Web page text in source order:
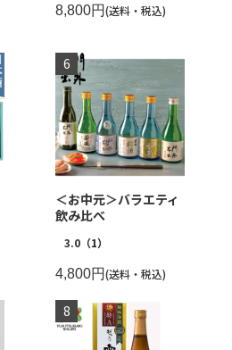
8,800円(送料・税込)
＜お中元＞バラエティ
飲み比べ
3.0 （1）
4,800円(送料・税込)